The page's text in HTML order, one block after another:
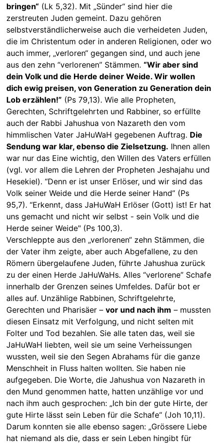
bringen“(Lk 5,32). Mit „Sünder“ sind hier die
zerstreuten Juden gemeint. Dazu gehören
selbstverständlicherweise auch die verheideten Juden,
die im Christentum oder in anderen Religionen, oder wo
auch immer, „verloren“ gegangen sind, und auch jene
aus den zehn “verlorenen” Stämmen. “Wir aber sind
dein Volk und die Herde deiner Weide. Wir wollen
dich ewig preisen, von Generation zu Generation dein
Lob erzählen!” (Ps 79,13). Wie alle Propheten,
Gerechten, Schriftgelehrten und Rabbiner, so erfüllte
auch der Rabbi Jahushua von Nazareth den vom
himmlischen Vater JaHuWaH gegebenen Auftrag. Die
Sendung war klar, ebenso die Zielsetzung. Ihnen allen
war nur das Eine wichtig, den Willen des Vaters erfüllen
(vgl. vor allem die Lehren der Propheten Jeshajahu und
Hesekiel). “Denn er ist unser Erlöser, und wir sind das
Volk seiner Weide und die Herde seiner Hand” (Ps
95,7). “Erkennt, dass JaHuWaH Erlöser (Gott) ist! Er hat
uns gemacht und nicht wir selbst - sein Volk und die
Herde seiner Weide" (Ps 100,3).
Verschleppte aus den „verlorenen“ zehn Stämmen, die
der Vater ihm zeigte, aber auch Abgefallene, zu den
Römern übergelaufene Juden, führte Jahushua zurück
zu der einen Herde JaHuWaHs. Alles “verlorene” Schafe
innerhalb der Grenzen seines Umfeldes. Dafür bot er
alles auf. Unzählige Rabbinen, Schriftgelehrte,
Gerechten und Pharisäer – vor und nach ihm – mussten
diesen Einsatz mit Verfolgung, und nicht selten mit
Folter und Tod bezahlen. Sie alle taten das, weil sie
JaHuWaH liebten, weil sie um seine Verheissungen
wussten, weil sie den Segen Abrahams für die ganze
Menschheit in Fluss halten wollten. Sie haben nie
aufgegeben. Die Worte, die Jahushua von Nazareth in
den Mund genommen hatte, hatten unzählige vor und
nach ihm auch gesprochen: „Ich bin der gute Hirte, der
gute Hirte lässt sein Leben für die Schafe“ (Joh 10,11).
Darum konnten sie alle ebenso sagen: „Grössere Liebe
hat niemand als die, dass er sein Leben hingibt für